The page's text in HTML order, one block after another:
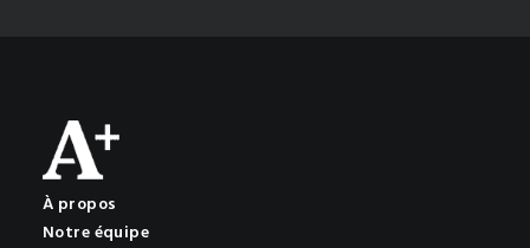
À propos
Notre équipe